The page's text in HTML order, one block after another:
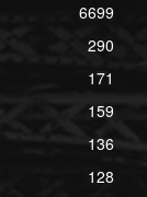
6699
290
171
159
136
128